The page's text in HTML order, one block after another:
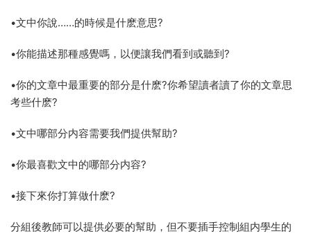
•文中你說……的時候是什麽意思?
•你能描述那種感覺嗎，以便讓我們看到或聽到?
•你的文章中最重要的部分是什麽?你希望讀者讀了你的文章思
考些什麽?
•文中哪部分内容需要我們提供幫助?
•你最喜歡文中的哪部分内容?
•接下來你打算做什麽?
分組後教師可以提供必要的幫助，但不要插手控制組内學生的